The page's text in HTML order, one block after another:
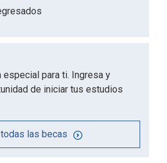
especial para ti. Ingresa y
de iniciar tus estudios
las becas